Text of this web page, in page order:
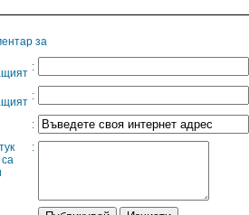
за
:
:
:
: